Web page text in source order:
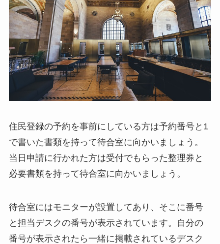
住民登録の予約を事前にしている方は予約番号と1
で書いた書類を持って待合室に向かいましょう。
当日申請に行かれた方は受付でもらった整理券と
必要書類を持って待合室に向かいましょう。
待合室にはモニターが設置してあり、そこに番号
と担当デスクの番号が表示されています。自分の
番号が表示されたら一緒に掲載されているデスク